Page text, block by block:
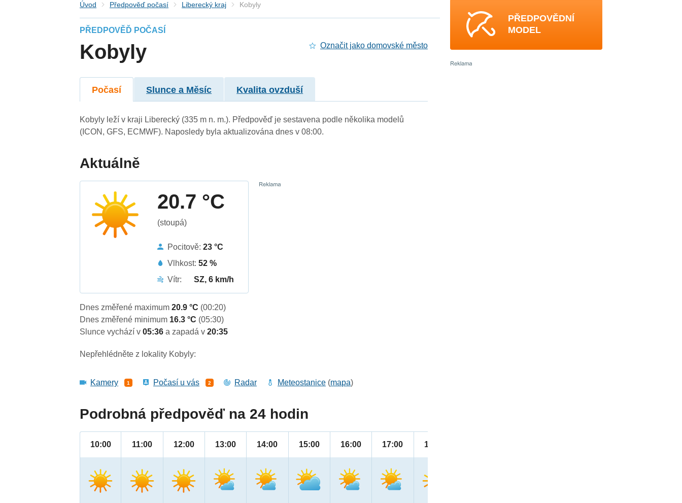
Úvod Předpověď počasí Liberecký kraj Kobyly
PŘEDPOVĚĎ POČASÍ
Kobyly Označit jako domovské město
Počasí Slunce a Měsíc Kvalita ovzduší
Kobyly leží v kraji Liberecký (335 m n. m.). Předpověď je sestavena podle několika modelů
(ICON, GFS, ECMWF). Naposledy byla aktualizována dnes v 08:00.
Aktuálně
20.7 °C
(stoupá)
Pocitově:23 °C
Vlhkost:52 %
Vítr:
SZ, 6 km/h
Dnes změřené maximum20.9 °C (00:20)
Dnes změřené minimum 16.3 °C (05:30)
Slunce vychází v05:36a zapadá v20:35
Nepřehlédněte z lokality Kobyly:
Kamery 1 Počasí u vás 2 Radar Meteostanice (mapa)
Podrobná předpověď na 24 hodin
10:00 11:00 12:00 13:00 14:00 15:00 16:00 17:00 18:00
PŘEDPOVĚDNÍ
MODEL